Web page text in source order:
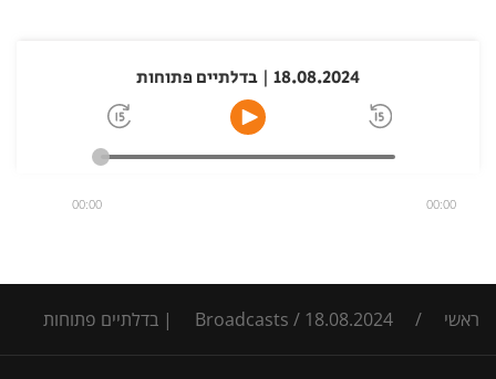
18.08.2024 | בדלתיים פתוחות
00:00
00:00
ראשי /
Broadcasts / 18.08.2024 | בדלתיים פתוחות